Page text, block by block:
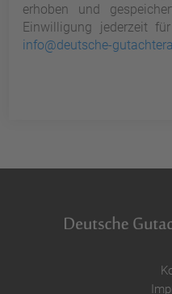
erhoben und
Einwilligung jederzeit
info@deutsche-